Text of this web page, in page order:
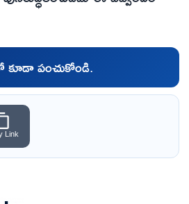
కూడా పంచుకోండి.
Link